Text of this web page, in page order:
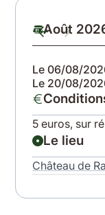
Dates
à
venir
Août
Le 06/08/
Le 20/08/
Date
5 euros, sur
Le lieu
Château de